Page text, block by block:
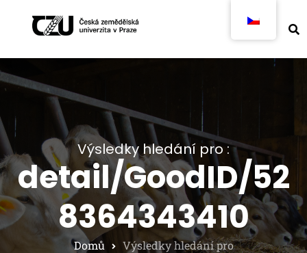
Výsledky hledání pro :
detail/GoodID/52
8364343410
Domů
Výsledky hledání pro